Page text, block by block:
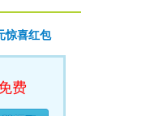
惊喜红包
费